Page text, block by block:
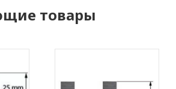
товары